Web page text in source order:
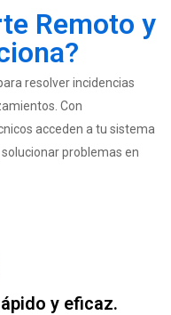
Remoto y
resolver incidencias
Con
acceden a tu sistema
problemas en
y eficaz.